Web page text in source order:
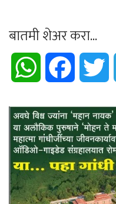
बातमी शेअर करा...
WhatsApp Facebook